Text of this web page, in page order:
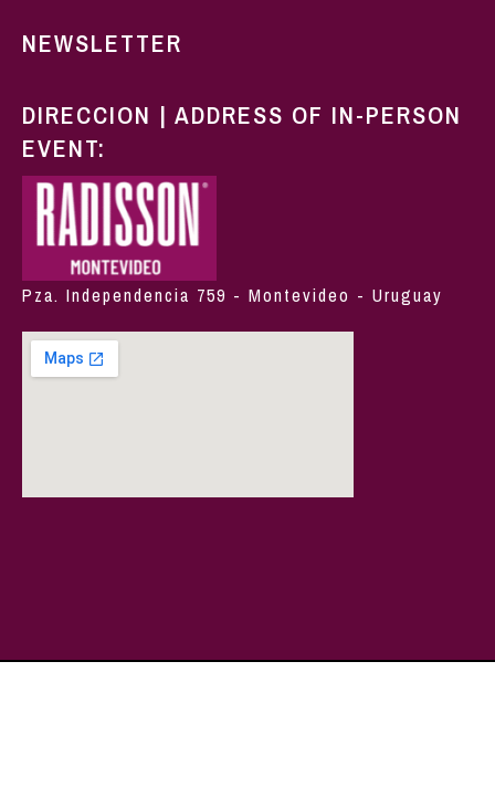
NEWSLETTER
DIRECCION | ADDRESS OF IN-PERSON
EVENT:
Pza. Independencia 759 - Montevideo - Uruguay